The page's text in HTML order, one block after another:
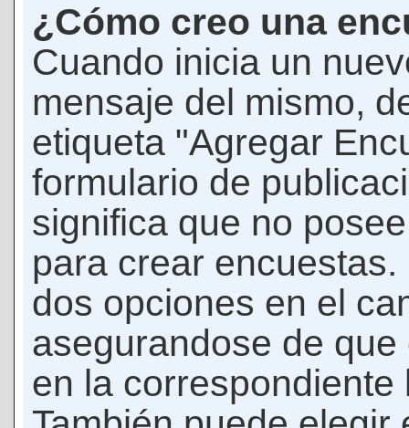
¿Cómo creo una
Cuando inicia un
mensaje del mismo,
etiqueta "Agregar
formulario de
significa que no
para crear
dos opciones en el
asegurandose de
en la